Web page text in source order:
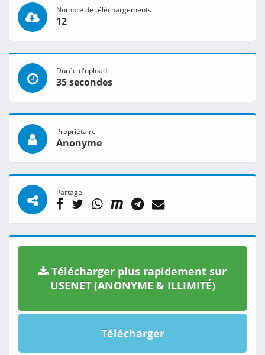
Nombre de téléchargements
12
Durée d'upload
35 secondes
Propriétaire
Anonyme
Partage
Télécharger plus rapidement sur
USENET (ANONYME & ILLIMITÉ)
Télécharger